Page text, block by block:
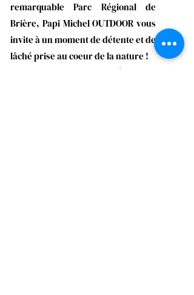
remarquable Parc Régional de
Brière, Papi Michel OUTDOOR vous
invite à un moment de détente et de
lâché prise au coeur de la nature !
Toutefois nous pouvons également